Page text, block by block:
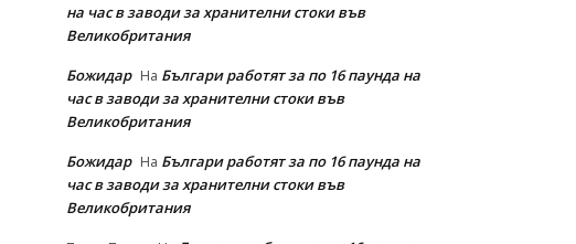
на час в заводи за хранителни стоки във
Великобритания
Божидар На Българи работят за по 16 паунда на
час в заводи за хранителни стоки във
Великобритания
Божидар На Българи работят за по 16 паунда на
час в заводи за хранителни стоки във
Великобритания